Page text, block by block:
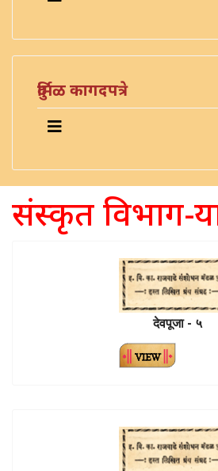
दुर्मिळ कागदपत्रे
संस्कृत विभाग-
देवपूजा - ५